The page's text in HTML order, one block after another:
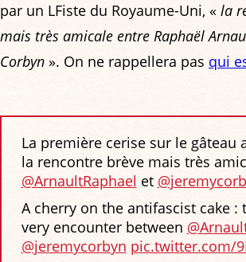
par un LFiste du Royaume-Uni, « la
mais très amicale entre Raphaël
Corbyn ». On ne rappellera pas qui
La première cerise sur le gâteau
la rencontre brève mais très
@ArnaultRaphael et
A cherry on the antifascist cake :
very encounter between
@jeremycorbyn pic.twitter.com/